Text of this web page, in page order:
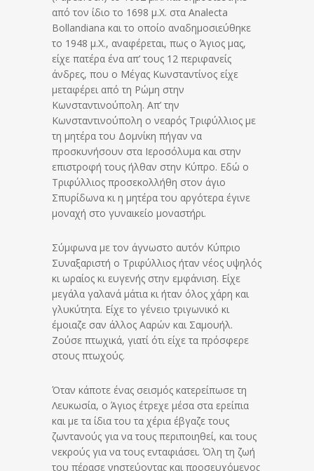
από τον ίδιο το 1698 μ.Χ. στα Analecta
Bollandiana και το οποίο αναδημοσιεύθηκε
το 1948 μ.Χ., αναφέρεται, πως ο Άγιος μας,
είχε πατέρα ένα απ’ τους 12 περιφανείς
άνδρες, που ο Μέγας Κωνσταντίνος είχε
μεταφέρει από τη Ρώμη στην
Κωνσταντινούπολη. Απ’ την
Κωνσταντινούπολη ο νεαρός Τριφύλλιος με
τη μητέρα του Δομνίκη πήγαν να
προσκυνήσουν στα Ιεροσόλυμα και στην
επιστροφή τους ήλθαν στην Κύπρο. Εδώ ο
Τριφύλλιος προσεκολλήθη στον άγιο
Σπυρίδωνα κι η μητέρα του αργότερα έγινε
μοναχή στο γυναικείο μοναστήρι.
Σύμφωνα με τον άγνωστο αυτόν Κύπριο
Συναξαριστή ο Τριφύλλιος ήταν νέος υψηλός
κι ωραίος κι ευγενής στην εμφάνιση. Είχε
μεγάλα γαλανά μάτια κι ήταν όλος χάρη και
γλυκύτητα. Είχε το γένειο τριγωνικό κι
έμοιαζε σαν άλλος Ααρών και Σαμουήλ.
Ζούσε πτωχικά, γιατί ότι είχε τα πρόσφερε
στους πτωχούς.
Όταν κάποτε ένας σεισμός κατερείπωσε τη
Λευκωσία, ο Άγιος έτρεχε μέσα στα ερείπια
και με τα ίδια του τα χέρια έβγαζε τους
ζωντανούς για να τους περιποιηθεί, και τους
νεκρούς για να τους ενταφιάσει. Όλη τη ζωή
του πέρασε νηστεύοντας και προσευχόμενος